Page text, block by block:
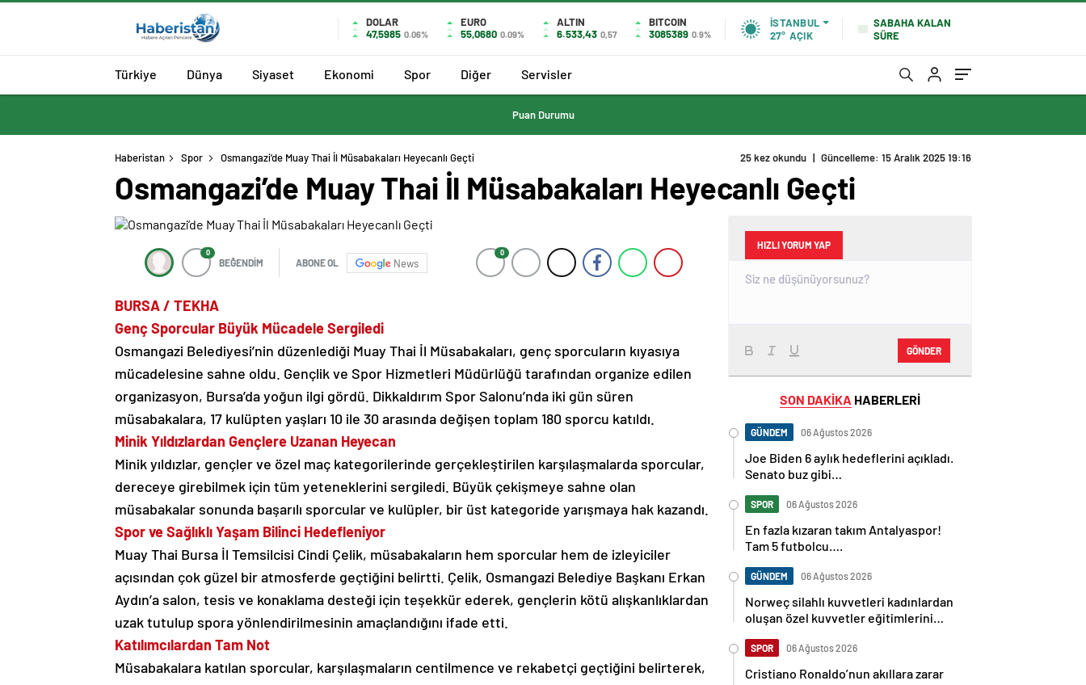
DOLAR
47,5985 0.06%
EURO
55,0680 0.09%
ALTIN
6.533,43 0,57
BITCOIN
3085389 0.9%
İSTANBUL
27° AÇIK
SABAHA KALAN
SÜRE
Türkiye Dünya Siyaset Ekonomi Spor Diğer Servisler
Puan Durumu
Haberistan Spor Osmangazi’de Muay Thai İl Müsabakaları Heyecanlı Geçti 25 kez okundu | Güncelleme: 15 Aralık 2025 19:16
Osmangazi’de Muay Thai İl Müsabakaları Heyecanlı Geçti
0
BEĞENDİM ABONE OL News
0
BURSA / TEKHA
Genç Sporcular Büyük Mücadele Sergiledi
Osmangazi Belediyesi’nin düzenlediği Muay Thai İl Müsabakaları, genç sporcuların kıyasıya
mücadelesine sahne oldu. Gençlik ve Spor Hizmetleri Müdürlüğü tarafından organize edilen
organizasyon, Bursa’da yoğun ilgi gördü. Dikkaldırım Spor Salonu’nda iki gün süren
müsabakalara, 17 kulüpten yaşları 10 ile 30 arasında değişen toplam 180 sporcu katıldı.
Minik Yıldızlardan Gençlere Uzanan Heyecan
Minik yıldızlar, gençler ve özel maç kategorilerinde gerçekleştirilen karşılaşmalarda sporcular,
dereceye girebilmek için tüm yeteneklerini sergiledi. Büyük çekişmeye sahne olan
müsabakalar sonunda başarılı sporcular ve kulüpler, bir üst kategoride yarışmaya hak kazandı.
Spor ve Sağlıklı Yaşam Bilinci Hedefleniyor
Muay Thai Bursa İl Temsilcisi Cindi Çelik, müsabakaların hem sporcular hem de izleyiciler
açısından çok güzel bir atmosferde geçtiğini belirtti. Çelik, Osmangazi Belediye Başkanı Erkan
Aydın’a salon, tesis ve konaklama desteği için teşekkür ederek, gençlerin kötü alışkanlıklardan
uzak tutulup spora yönlendirilmesinin amaçlandığını ifade etti.
Katılımcılardan Tam Not
Müsabakalara katılan sporcular, karşılaşmaların centilmence ve rekabetçi geçtiğini belirterek,
HIZLI YORUM YAP
GÖNDER
SON DAKİKA HABERLERİ
GÜNDEM 06 Ağustos 2026
Joe Biden 6 aylık hedeflerini açıkladı.
Senato buz gibi…
SPOR 06 Ağustos 2026
En fazla kızaran takım Antalyaspor!
Tam 5 futbolcu….
GÜNDEM 06 Ağustos 2026
Norweç silahlı kuvvetleri kadınlardan
oluşan özel kuvvetler eğitimlerini
SPOR 06 Ağustos 2026
Cristiano Ronaldo’nun akıllara zarar